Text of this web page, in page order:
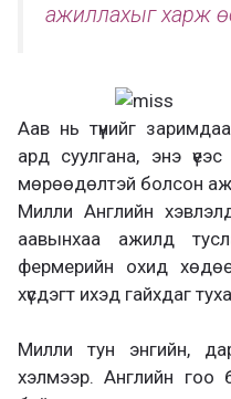
ажиллахыг харж
Аав нь түүнийг
ард суулгана, энэ
мөрөөдөлтэй болсон
Милли Английн
аавынхаа ажилд
фермерийн охид
хүсдэгт ихэд гайхдаг
Милли тун энгийн,
хэлмээр. Английн гоо